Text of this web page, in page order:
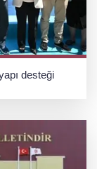
desteği